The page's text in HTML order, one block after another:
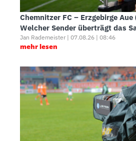
Chemnitzer FC – Erzgebirge
Welcher Sender überträgt das
Jan Rademeister | 07.08.26 | 08:46
mehr lesen